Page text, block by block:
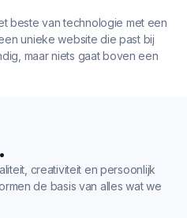
beste van technologie met een
unieke website die past bij
maar niets gaat boven een
creativiteit en persoonlijk
de basis van alles wat we